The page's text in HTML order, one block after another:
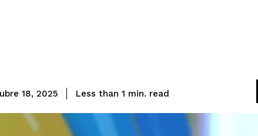
18, 2025 Less than 1 min. read